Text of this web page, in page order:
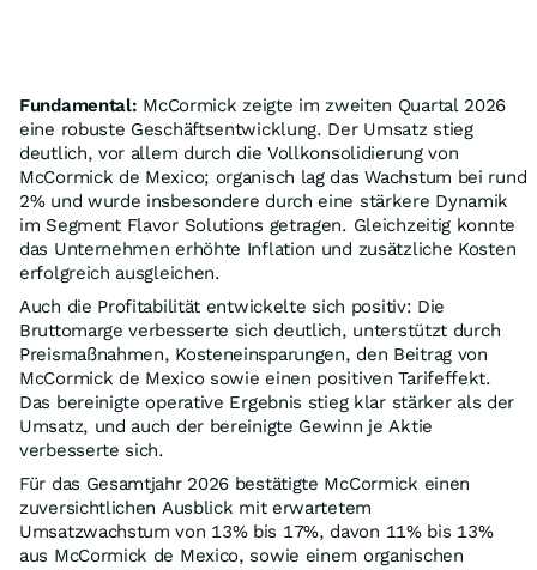
Fundamental: McCormick zeigte im zweiten Quartal 2026
eine robuste Geschäftsentwicklung. Der Umsatz stieg
deutlich, vor allem durch die Vollkonsolidierung von
McCormick de Mexico; organisch lag das Wachstum bei rund
2% und wurde insbesondere durch eine stärkere Dynamik
im Segment Flavor Solutions getragen. Gleichzeitig konnte
das Unternehmen erhöhte Inflation und zusätzliche Kosten
erfolgreich ausgleichen.
Auch die Profitabilität entwickelte sich positiv: Die
Bruttomarge verbesserte sich deutlich, unterstützt durch
Preismaßnahmen, Kosteneinsparungen, den Beitrag von
McCormick de Mexico sowie einen positiven Tarifeffekt.
Das bereinigte operative Ergebnis stieg klar stärker als der
Umsatz, und auch der bereinigte Gewinn je Aktie
verbesserte sich.
Für das Gesamtjahr 2026 bestätigte McCormick einen
zuversichtlichen Ausblick mit erwartetem
Umsatzwachstum von 13% bis 17%, davon 11% bis 13%
aus McCormick de Mexico, sowie einem organischen